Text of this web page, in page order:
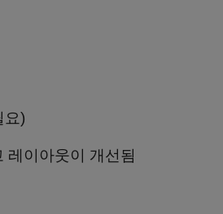
요)
레이아웃이 개선됨